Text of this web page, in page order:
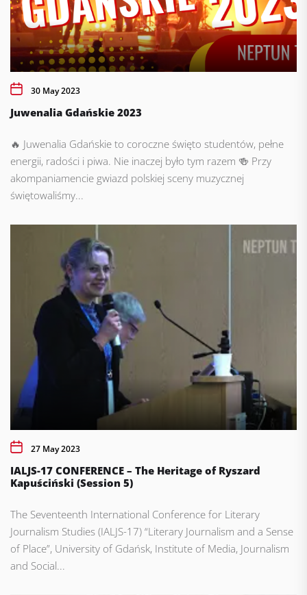
30 May 2023
Juwenalia Gdańskie 2023
🔥 Juwenalia Gdańskie to coroczne święto studentów, pełne
energii, radości i piwa. Nie inaczej było tym razem 🍻 Przy
akompaniamencie gwiazd polskiej sceny muzycznej
świętowaliśmy...
27 May 2023
IALJS-17 CONFERENCE – The Heritage of Ryszard
Kapuściński (Session 5)
The Seventeenth International Conference for Literary
Journalism Studies (IALJS-17) “Literary Journalism and a Sense
of Place”, University of Gdańsk, Institute of Media, Journalism
and Social...